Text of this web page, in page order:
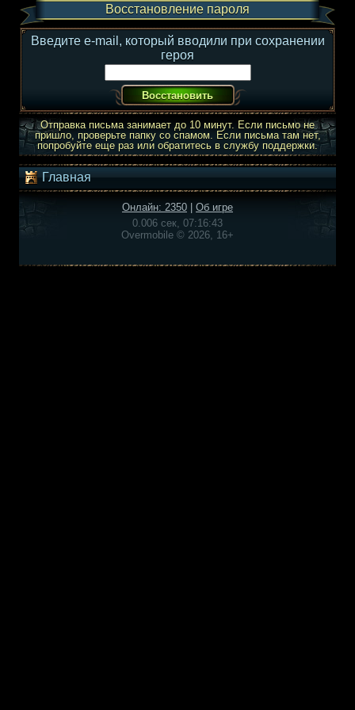
Восстановление пароля
Введите e-mail, который вводили при сохранении
героя
Отправка письма занимает до 10 минут. Если письмо не
пришло, проверьте папку со спамом. Если письма там нет,
попробуйте еще раз или обратитесь в службу поддержки.
Главная
Онлайн: 2350
Об игре
0.006 сек, 07:16:43
Overmobile © 2026, 16+